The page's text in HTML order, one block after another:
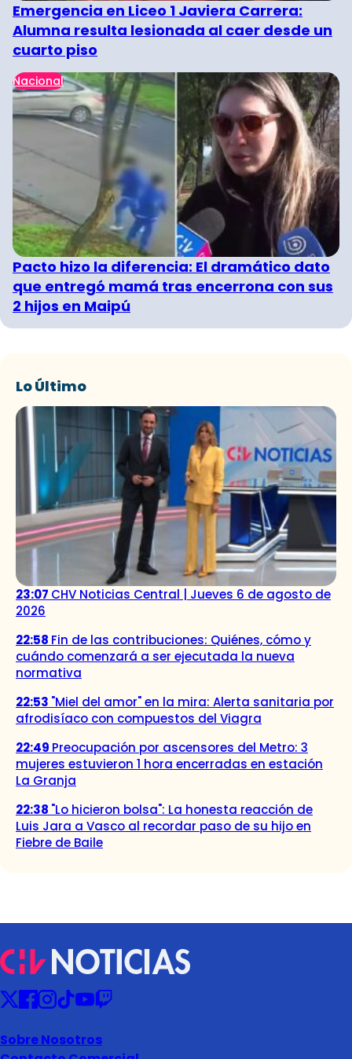
Emergencia en Liceo 1 Javiera Carrera:
Alumna resulta lesionada al caer desde un
cuarto piso
Nacional
Pacto hizo la diferencia: El dramático dato
que entregó mamá tras encerrona con sus
2 hijos en Maipú
Lo Último
23:07 CHV Noticias Central | Jueves 6 de agosto de
2026
22:58 Fin de las contribuciones: Quiénes, cómo y
cuándo comenzará a ser ejecutada la nueva
normativa
22:53 "Miel del amor" en la mira: Alerta sanitaria por
afrodisíaco con compuestos del Viagra
22:49 Preocupación por ascensores del Metro: 3
mujeres estuvieron 1 hora encerradas en estación
La Granja
22:38 "Lo hicieron bolsa": La honesta reacción de
Luis Jara a Vasco al recordar paso de su hijo en
Fiebre de Baile
Sobre Nosotros